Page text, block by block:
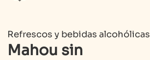
Refrescos y bebidas alcohólicas
Mahou sin